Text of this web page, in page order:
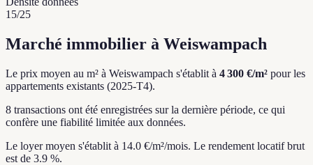
15/25
Marché immobilier à Weiswampach
Le prix moyen au m² à Weiswampach s'établit à 4 300 €/m² pour les
appartements existants (2025-T4).
8 transactions ont été enregistrées sur la dernière période, ce qui
confère une fiabilité limitée aux données.
Le loyer moyen s'établit à 14.0 €/m²/mois. Le rendement locatif brut
est de 3.9 %.